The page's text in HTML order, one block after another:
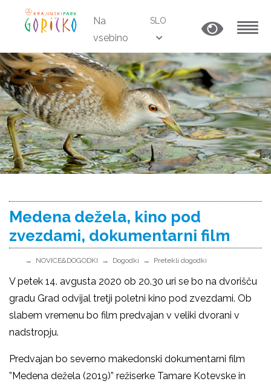
Na
vsebino
SLO
Medena dežela, kino pod
zvezdami, dokumentarni film
NOVICE&DOGODKI Dogodki Pretekli dogodki
V petek 14. avgusta 2020 ob 20.30 uri se bo na dvorišču
gradu Grad odvijal tretji poletni kino pod zvezdami. Ob
slabem vremenu bo film predvajan v veliki dvorani v
nadstropju.
Predvajan bo severno makedonski dokumentarni film
”Medena dežela (2019)” režiserke Tamare Kotevske in